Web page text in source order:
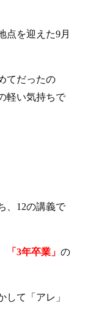
点を迎えた9月
てだったの
軽い気持ちで
、12の講義で
「3年卒業」の
て「アレ」